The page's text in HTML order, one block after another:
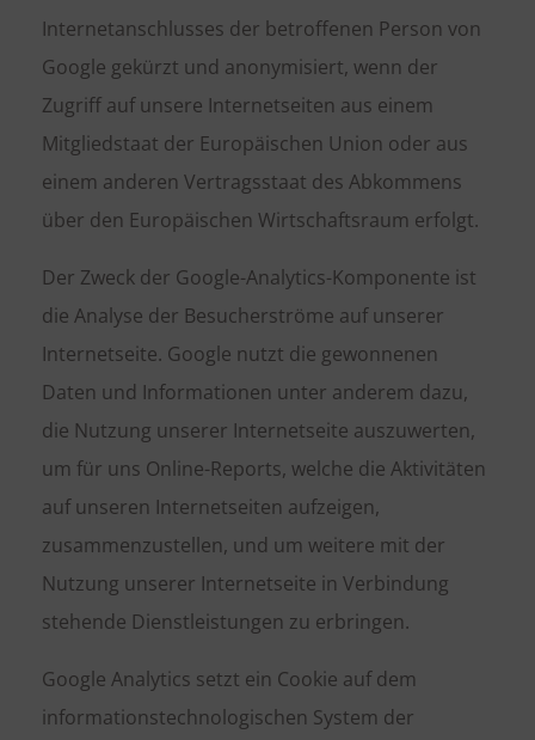
Internetanschlusses der betroffenen Person von
Google gekürzt und anonymisiert, wenn der
Zugriff auf unsere Internetseiten aus einem
Mitgliedstaat der Europäischen Union oder aus
einem anderen Vertragsstaat des Abkommens
über den Europäischen Wirtschaftsraum erfolgt.
Der Zweck der Google-Analytics-Komponente ist
die Analyse der Besucherströme auf unserer
Internetseite. Google nutzt die gewonnenen
Daten und Informationen unter anderem dazu,
die Nutzung unserer Internetseite auszuwerten,
um für uns Online-Reports, welche die Aktivitäten
auf unseren Internetseiten aufzeigen,
zusammenzustellen, und um weitere mit der
Nutzung unserer Internetseite in Verbindung
stehende Dienstleistungen zu erbringen.
Google Analytics setzt ein Cookie auf dem
informationstechnologischen System der